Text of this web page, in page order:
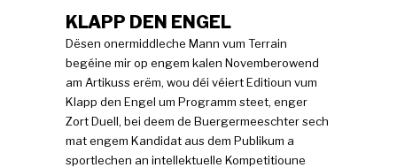
KLAPP DEN ENGEL
Dësen onermiddleche Mann vum Terrain
begéine mir op engem kalen Novemberowend
am Artikuss erëm, wou déi véiert Editioun vum
Klapp den Engel um Programm steet, enger
Zort Duell, bei deem de Buergermeeschter sech
mat engem Kandidat aus dem Publikum a
sportlechen an intellektuelle Kompetitioune